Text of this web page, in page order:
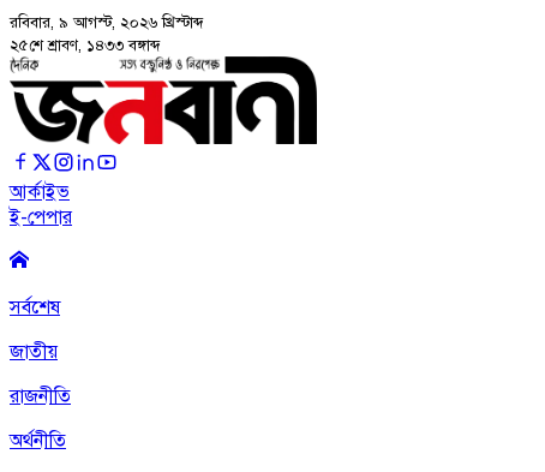
রবিবার, ৯ আগস্ট, ২০২৬ খ্রিস্টাব্দ
২৫শে শ্রাবণ, ১৪৩৩ বঙ্গাব্দ
আর্কাইভ
ই-পেপার
সর্বশেষ
জাতীয়
রাজনীতি
অর্থনীতি